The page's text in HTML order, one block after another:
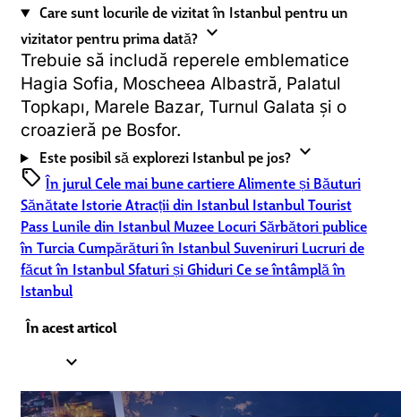
Care sunt locurile de vizitat în Istanbul pentru un
vizitator pentru prima dată? expand_more
Trebuie să includă reperele emblematice
Hagia Sofia, Moscheea Albastră, Palatul
Topkapı, Marele Bazar, Turnul Galata și o
croazieră pe Bosfor.
Este posibil să explorezi Istanbul pe jos? expand_more
sell În jurulCele mai bune cartiereAlimente și Băuturi
Sănătate IstorieAtracții din Istanbul Istanbul Tourist
Pass Lunile din Istanbul Muzee LocuriSărbători publice
în TurciaCumpărături în IstanbulSuveniruri Lucruri de
făcut în IstanbulSfaturi și GhiduriCe se întâmplă în
Istanbul
În acest articol
expand_less
1.Day 1: History, Icons & Sunset Views